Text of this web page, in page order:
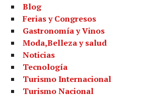
Blog
Ferias y Congresos
Gastronomía y Vinos
Moda,Belleza y salud
Noticias
Tecnología
Turismo Internacional
Turismo Nacional